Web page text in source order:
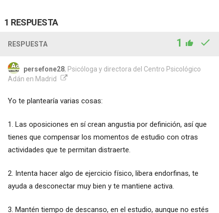
1 RESPUESTA
RESPUESTA 1
persefone28, Psicóloga y directora del Centro Psicológico
Adán en Madrid
Yo te plantearía varias cosas:
1. Las oposiciones en sí crean angustia por definición, así que
tienes que compensar los momentos de estudio con otras
actividades que te permitan distraerte.
2. Intenta hacer algo de ejercicio físico, libera endorfinas, te
ayuda a desconectar muy bien y te mantiene activa.
3. Mantén tiempo de descanso, en el estudio, aunque no estés